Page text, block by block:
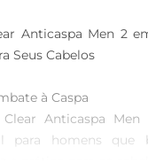
Anticaspa Men 2
Seus Cabelos
à Caspa
Clear Anticaspa
para homens que